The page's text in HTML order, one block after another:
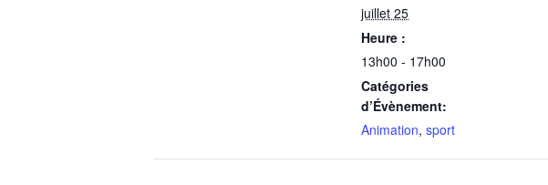
juillet 25
Heure :
13h00 - 17h00
Catégories
d’Évènement:
Animation, sport